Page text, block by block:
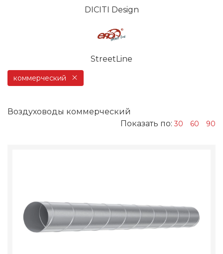
DICITI Design
StreetLine
коммерческий
Воздуховоды коммерческий
Показать по:30 60 90